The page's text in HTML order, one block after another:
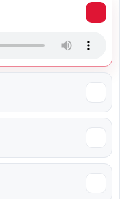
de historia con una